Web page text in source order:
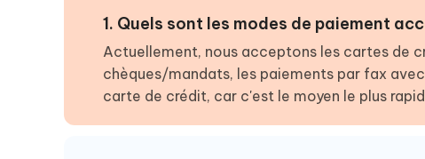
1. Quels sont les modes de paiement
Actuellement, nous acceptons les cartes de
chèques/mandats, les paiements par fax
carte de crédit, car c'est le moyen le plus